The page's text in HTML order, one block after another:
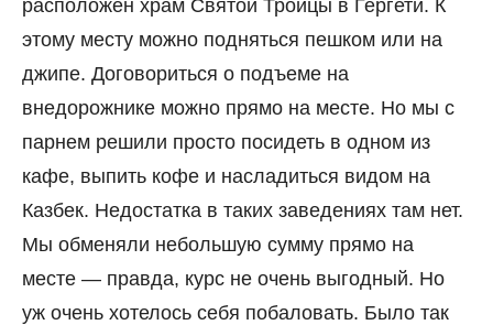
расположен храм Святой Троицы в Гергети. К
этому месту можно подняться пешком или на
джипе. Договориться о подъеме на
внедорожнике можно прямо на месте. Но мы с
парнем решили просто посидеть в одном из
кафе, выпить кофе и насладиться видом на
Казбек. Недостатка в таких заведениях там нет.
Мы обменяли небольшую сумму прямо на
месте — правда, курс не очень выгодный. Но
уж очень хотелось себя побаловать. Было так